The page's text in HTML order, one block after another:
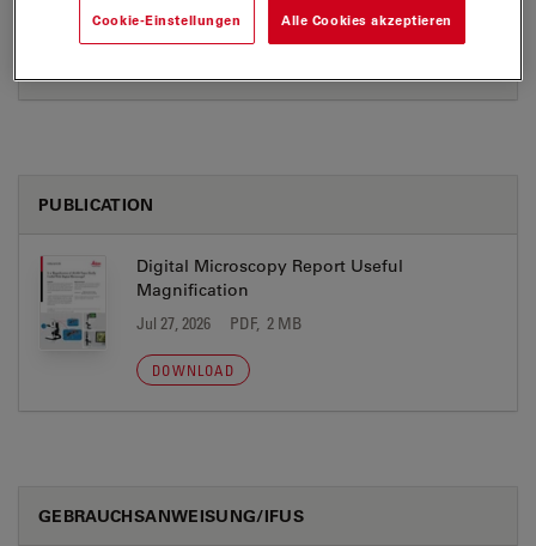
Jul 27, 2026 DOC, 34 KB
PUBLICATION
Digital Microscopy Report Useful
Magnification
Jul 27, 2026 PDF, 2 MB
DOWNLOAD
GEBRAUCHSANWEISUNG/IFUS
Cookie-Einstellungen Alle Cookies akzeptieren